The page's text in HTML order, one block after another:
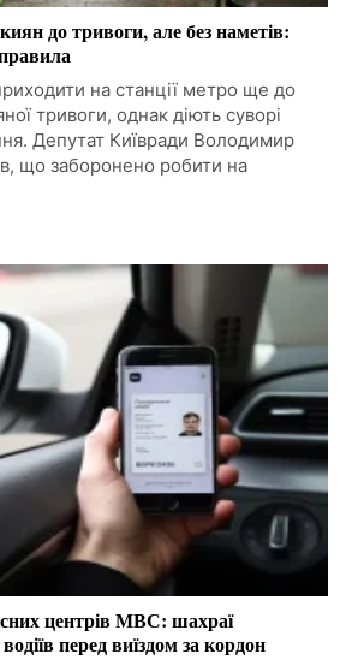
до тривоги, але без наметів:
на станції метро ще до
тривоги, однак діють суворі
Депутат Київради Володимир
що заборонено робити на
центрів МВС: шахраї
перед виїздом за кордон